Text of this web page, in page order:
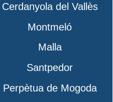
Cerdanyola del Vallès
Montmeló
Malla
Santpedor
Perpètua de Mogoda